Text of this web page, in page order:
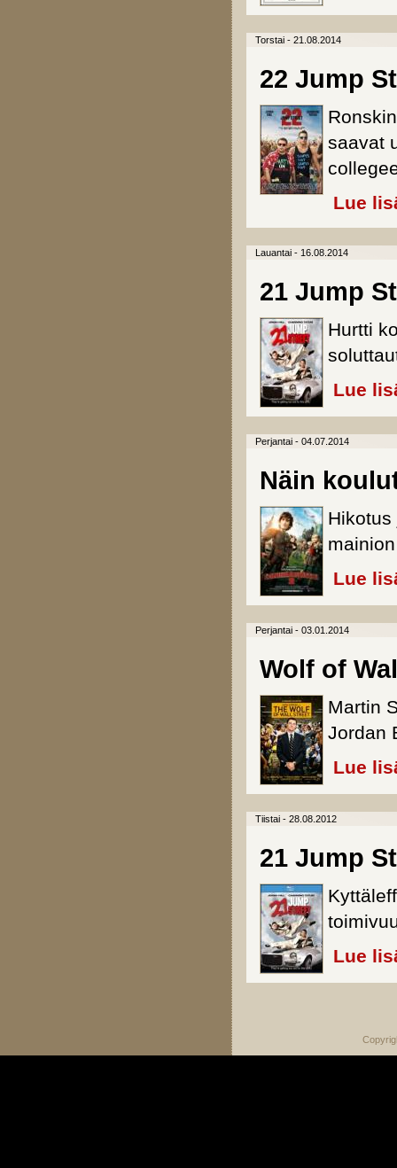
Torstai - 21.08.2014
22 Jump
saavat
Lue
Lauantai - 16.08.2014
21 Jump
Hurtti
Lue
Perjantai - 04.07.2014
Näin
Lue
Perjantai - 03.01.2014
Wolf of
Martin
Jordan
Lue
Tiistai - 28.08.2012
21 Jump
Lue